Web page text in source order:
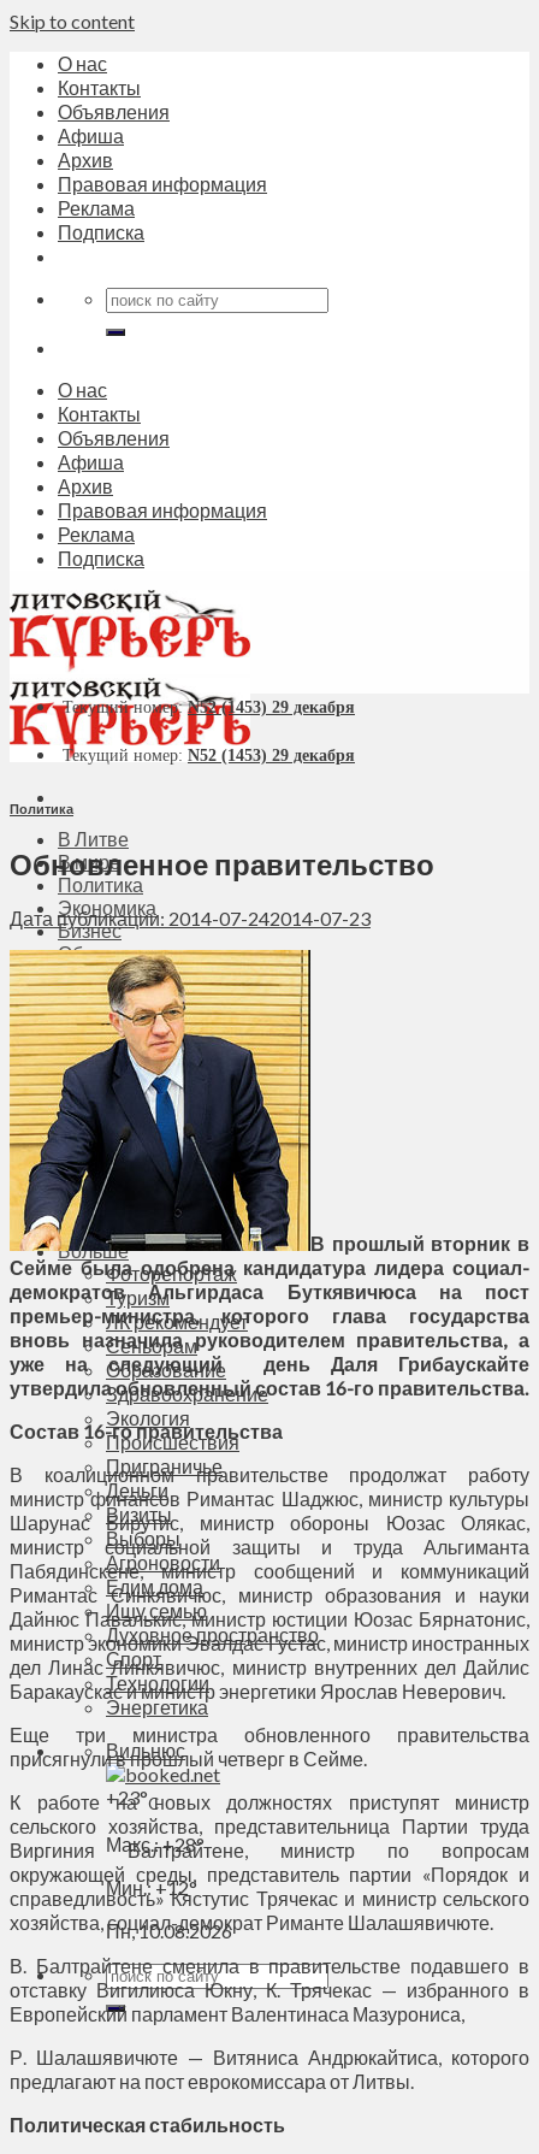
Skip to content
О нас
Контакты
Объявления
Афиша
Архив
Правовая информация
Реклама
Подписка
О нас
Контакты
Объявления
Афиша
Архив
Правовая информация
Реклама
Подписка
В Литве
В мире
Политика
Экономика
Бизнес
Общество
Мнения
Вильнюс
Клайпеда
Висагинас
Регионы
Соседи
Транспорт
Выбор читателей
Калейдоскоп
Армия
Сейм Литвы
Культура
Больше
Фоторепортаж
Туризм
ЛК рекомендует
Сеньорам
Образование
Здравоохранение
Экология
Происшествия
Приграничье
Деньги
Визиты
Выборы
Агроновости
Едим дома
Ищу семью
Духовное пространство
Спорт
Технологии
Энергетика
Вильнюс
+23°C
Макс.:+28°
Мин.:+12°
Пн, 10.08.2026
Текущий номер:N52 (1453) 29 декабря
Текущий номер: N52 (1453) 29 декабря
Политика
Обновленное правительство
Дата публикации: 2014-07-242014-07-23
В прошлый вторник в
Сейме была одобрена кандидатура лидера социал-
демократов Альгирдаса Буткявичюса на пост
премьер-министра, которого глава государства
вновь назначила руководителем правительства, а
уже на следующий день Даля Грибаускайте
утвердила обновленный состав 16-го правительства.
Состав 16-го правительства
В коалиционном правительстве продолжат работу
министр финансов Римантас Шаджюс, министр культуры
Шарунас Бирутис, министр обороны Юозас Олякас,
министр социальной защиты и труда Альгиманта
Пабядинскене, министр сообщений и коммуникаций
Римантас Синкявичюс, министр образования и науки
Дайнюс Павалькис, министр юстиции Юозас Бярнатонис,
министр экономики Эвалдас Густас, министр иностранных
дел Линас Линкявичюс, министр внутренних дел Дайлис
Баракаускас и министр энергетики Ярослав Неверович.
Еще три министра обновленного правительства
присягнули в прошлый четверг в Сейме.
К работе на новых должностях приступят министр
сельского хозяйства, представительница Партии труда
Виргиния Балтрайтене, министр по вопросам
окружающей среды, представитель партии «Порядок и
справедливость» Кястутис Трячекас и министр сельского
хозяйства, социал-демократ Риманте Шалашявичюте.
В. Балтрайтене сменила в правительстве подавшего в
отставку Вигилиюса Юкну, К. Трячекас — избранного в
Европейский парламент Валентинаса Мазурониса,
Р. Шалашявичюте — Витяниса Андрюкайтиса, которого
предлагают на пост еврокомиссара от Литвы.
Политическая стабильность